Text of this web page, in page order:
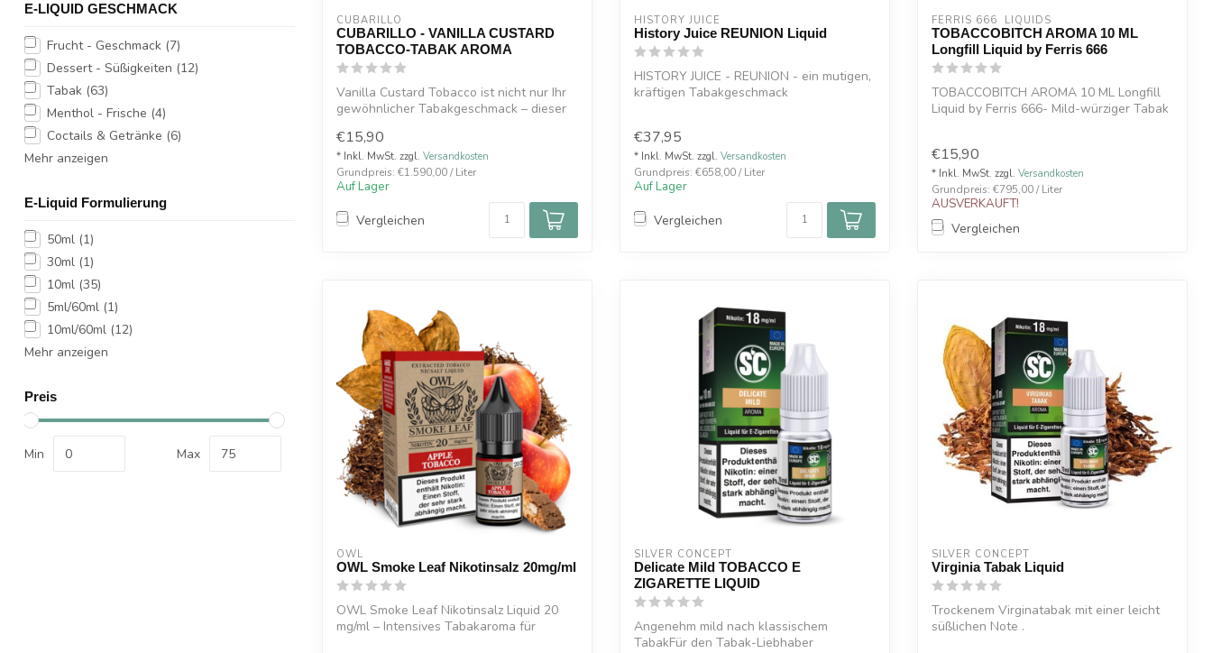
E-LIQUID GESCHMACK
Frucht - Geschmack (7)
Dessert - Süßigkeiten (12)
Tabak (63)
Menthol - Frische (4)
Coctails & Getränke (6)
Mehr anzeigen
E-Liquid Formulierung
50ml (1)
30ml (1)
10ml (35)
5ml/60ml (1)
10ml/60ml (12)
Mehr anzeigen
Preis
Min Max
CUBARILLO
CUBARILLO - VANILLA CUSTARD
TOBACCO-TABAK AROMA
Vanilla Custard Tobacco ist nicht nur Ihr
gewöhnlicher Tabakgeschmack – dieser
€15,90
* Inkl. MwSt. zzgl. Versandkosten
Grundpreis: €1.590,00 / Liter
Auf Lager
Vergleichen
HISTORY JUICE
History Juice REUNION Liquid
HISTORY JUICE - REUNION - ein mutigen,
kräftigen Tabakgeschmack
€37,95
* Inkl. MwSt. zzgl. Versandkosten
Grundpreis: €658,00 / Liter
Auf Lager
Vergleichen
FERRIS 666  LIQUIDS
TOBACCOBITCH AROMA 10 ML
Longfill Liquid by Ferris 666
TOBACCOBITCH AROMA 10 ML Longfill
Liquid by Ferris 666- Mild-würziger Tabak
€15,90
* Inkl. MwSt. zzgl. Versandkosten
Grundpreis: €795,00 / Liter
AUSVERKAUFT!
Vergleichen
OWL
OWL Smoke Leaf Nikotinsalz 20mg/ml
OWL Smoke Leaf Nikotinsalz Liquid 20
mg/ml – Intensives Tabakaroma für
SILVER CONCEPT
Delicate Mild TOBACCO E
ZIGARETTE LIQUID
Angenehm mild nach klassischem
TabakFür den Tabak-Liebhaber
SILVER CONCEPT
Virginia Tabak Liquid
Trockenem Virginatabak mit einer leicht
süßlichen Note .